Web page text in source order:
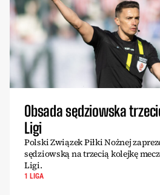
Obsada sędziowska
Ligi
Polski Związek Piłki Nożnej
sędziowską na trzecią kolejkę
Ligi.
1 LIGA